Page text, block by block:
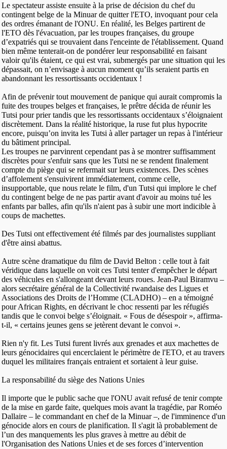
Le spectateur assiste ensuite à la prise de décision du chef du
contingent belge de la Minuar de quitter l'ETO, invoquant pour cela
des ordres émanant de l'ONU. En réalité, les Belges partirent de
l'ETO dès l'évacuation, par les troupes françaises, du groupe
d’expatriés qui se trouvaient dans l'enceinte de l'établissement. Quand
bien même tenterait-on de pondérer leur responsabilité en faisant
valoir qu'ils étaient, ce qui est vrai, submergés par une situation qui les
dépassait, on n’envisage à aucun moment qu’ils seraient partis en
abandonnant les ressortissants occidentaux !
Afin de prévenir tout mouvement de panique qui aurait compromis la
fuite des troupes belges et françaises, le prêtre décida de réunir les
Tutsi pour prier tandis que les ressortissants occidentaux s’éloignaient
discrètement. Dans la réalité historique, la ruse fut plus hypocrite
encore, puisqu’on invita les Tutsi à aller partager un repas à l'intérieur
du bâtiment principal.
Les troupes ne parvinrent cependant pas à se montrer suffisamment
discrètes pour s'enfuir sans que les Tutsi ne se rendent finalement
compte du piège qui se refermait sur leurs existences. Des scènes
d’affolement s'ensuivirent immédiatement, comme celle,
insupportable, que nous relate le film, d'un Tutsi qui implore le chef
du contingent belge de ne pas partir avant d'avoir au moins tué les
enfants par balles, afin qu'ils n'aient pas à subir une mort indicible à
coups de machettes.
Des Tutsi ont effectivement été filmés par des journalistes suppliant
d'être ainsi abattus.
Autre scène dramatique du film de David Belton : celle tout à fait
véridique dans laquelle on voit ces Tutsi tenter d'empêcher le départ
des véhicules en s'allongeant devant leurs roues. Jean-Paul Biramvu –
alors secrétaire général de la Collectivité rwandaise des Ligues et
Associations des Droits de l’Homme (CLADHO) – en a témoigné
pour African Rights, en décrivant le choc ressenti par les réfugiés
tandis que le convoi belge s’éloignait. « Fous de désespoir », affirma-
t-il, « certains jeunes gens se jetèrent devant le convoi ».
Rien n'y fit. Les Tutsi furent livrés aux grenades et aux machettes de
leurs génocidaires qui encerclaient le périmètre de l'ETO, et au travers
duquel les militaires français entraient et sortaient à leur guise.
La responsabilité du siège des Nations Unies
Il importe que le public sache que l'ONU avait refusé de tenir compte
de la mise en garde faite, quelques mois avant la tragédie, par Roméo
Dallaire – le commandant en chef de la Minuar –, de l'imminence d'un
génocide alors en cours de planification. Il s'agit là probablement de
l’un des manquements les plus graves à mettre au débit de
l'Organisation des Nations Unies et de ses forces d’intervention